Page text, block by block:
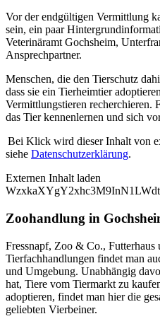
Vor der endgültigen Vermittlung
sein, ein paar
Veterinäramt Gochsheim,
Ansprechpartner.
Menschen, die den Tierschutz
dass sie ein Tierheimtier
Vermittlungstieren recherchieren.
das Tier kennenlernen und sich
Bei Klick wird dieser Inhalt von
siehe Datenschutzerklärung.
Externen Inhalt laden
Zoohandlung in
Fressnapf, Zoo & Co., Futterhaus
Tierfachhandlungen findet man
und Umgebung. Unabhängig
hat, Tiere vom Tiermarkt zu
adoptieren, findet man hier die
geliebten Vierbeiner.